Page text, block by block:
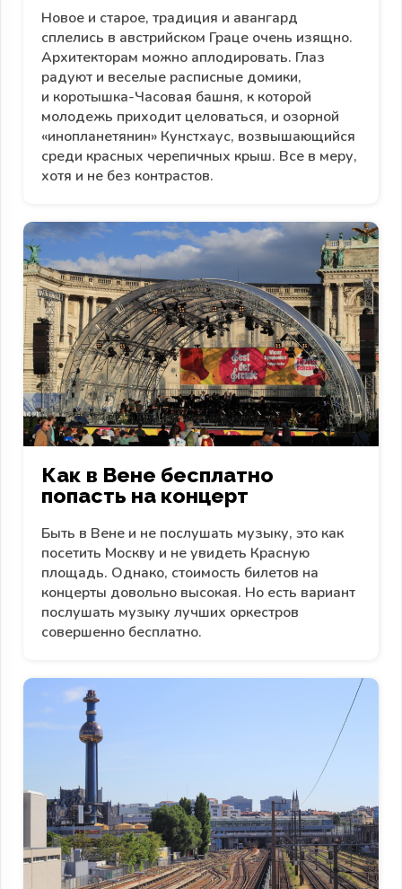
Новое и старое, традиция и авангард
сплелись в австрийском Граце очень изящно.
Архитекторам можно аплодировать. Глаз
радуют и веселые расписные домики,
и коротышка-Часовая башня, к которой
молодежь приходит целоваться, и озорной
«инопланетянин» Кунстхаус, возвышающийся
среди красных черепичных крыш. Все в меру,
хотя и не без контрастов.
Как в Вене бесплатно
попасть на концерт
Быть в Вене и не послушать музыку, это как
посетить Москву и не увидеть Красную
площадь. Однако, стоимость билетов на
концерты довольно высокая. Но есть вариант
послушать музыку лучших оркестров
совершенно бесплатно.